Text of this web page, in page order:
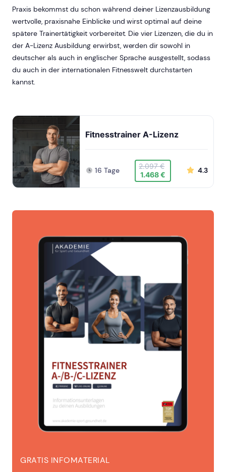
Praxis bekommst du schon während deiner Lizenzausbildung
wertvolle, praxisnahe Einblicke und wirst optimal auf deine
spätere Trainertätigkeit vorbereitet. Die vier Lizenzen, die du in
der A-Lizenz Ausbildung erwirbst, werden dir sowohl in
deutscher als auch in englischer Sprache ausgestellt, sodass
du auch in der internationalen Fitnesswelt durchstarten
kannst.
Fitnesstrainer A-Lizenz
16 Tage
2.097 €
1.468 €
4.3
GRATIS INFOMATERIAL